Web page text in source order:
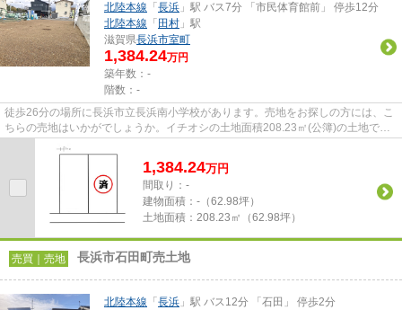
北陸本線 「 長浜 」駅 バス7分 「市民体育館前」 停歩12分
北陸本線 「 田村 」駅
滋賀県長浜市室町
1,384.24万円
築年数：-
階数：-
徒歩26分の場所に長浜市立長浜南小学校があります。売地をお探しの方には、こ
ちらの売地はいかがでしょうか。イチオシの土地面積208.23㎡(公簿)の土地で
1,384.24万円
間取り：-
建物面積： -（62.98坪）
土地面積： 208.23㎡（62.98坪）
売買｜売地 長浜市石田町売土地
北陸本線 「 長浜 」駅 バス12分 「石田」 停歩2分